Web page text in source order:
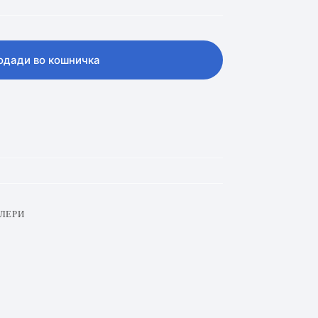
во кошничка